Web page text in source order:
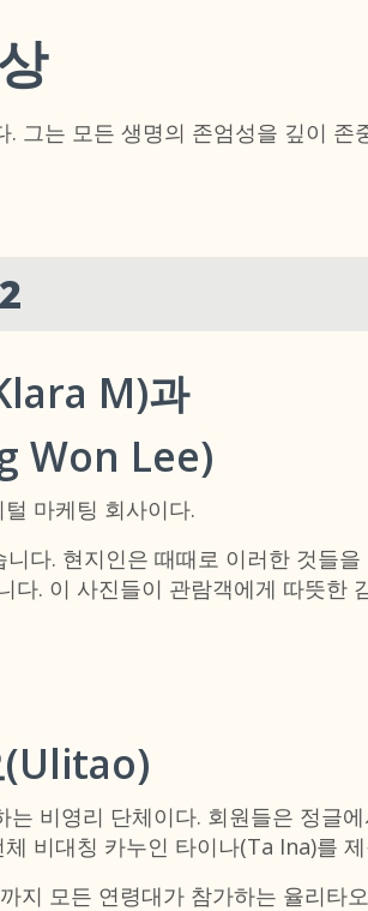
그는 모든 생명의 존엄성을 깊이
M)과
Won Lee)
마케팅 회사이다.
다. 현지인은 때때로 이러한 것들
. 이 사진들이 관람객에게 따뜻한
(Ulitao)
비영리 단체이다. 회원들은 정글
비대칭 카누인 타이나(Ta Ina)를
모든 연령대가 참가하는 율리타